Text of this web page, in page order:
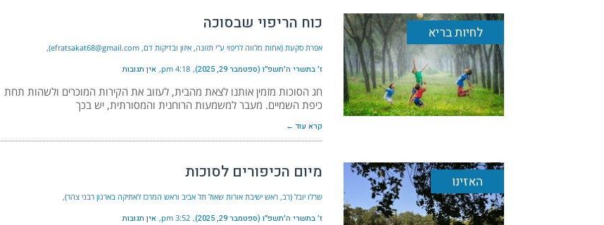
לחיות בריא כוח הריפוי שבסוכה
אפרת סקעת (אחות מלווה לריפוי ע"י תזונה, איזון ובדיקות דם, efratsakat68@gmail.com)
ז׳ בתשרי ה׳תשפ״ו (ספטמבר 29, 2025) 4:18 pm אין תגובות
חג הסוכות מזמין אותנו לצאת מהבית, לעזוב את הקירות המוכרים ולשהות תחת
כיפת השמיים. מעבר למשמעות הרוחנית והמסורתית, יש בכך
קרא עוד ←
האזינו מיום הכיפורים לסוכות
שרלו יובל (רב, ראש ישיבת אורות שאול תל אביב וראש המרכז לאתיקה בארגון רבני צהר)
ז׳ בתשרי ה׳תשפ״ו (ספטמבר 29, 2025) 3:52 pm אין תגובות